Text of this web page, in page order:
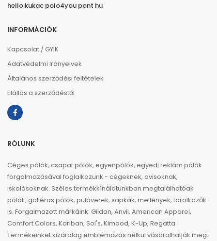
hello kukac polo4you pont hu
INFORMÁCIÓK
Kapcsolat / GYIK
Adatvédelmi Irányelvek
Általános szerződési feltételek
Elállás a szerződéstől
RÓLUNK
Céges pólók, csapat pólók, egyenpólók, egyedi reklám pólók
forgalmazásával foglalkozunk - cégeknek, ovisoknak,
iskolásoknak. Széles termékkínálatunkban megtalálhatóak
pólók, galléros pólók, pulóverek, sapkák, mellények, törölközők
is. Forgalmazott márkáink: Gildan, Anvil, American Apparel,
Comfort Colors, Kariban, Sol's, Kimood, K-Up, Regatta.
Termékeinket kizárólag emblémázás nélkül vásárolhatják meg.